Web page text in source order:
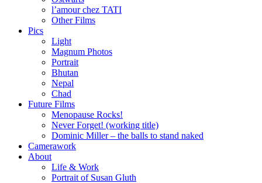
l’amour chez TATI
Other Films
Pics
Light
Magnum Photos
Portrait
Bhutan
Nepal
Chad
Future Films
Menopause Rocks!
Never Forget! (working title)
Dominic Miller – the balls to stand naked
Camerawork
About
Life & Work
Portrait of Susan Gluth